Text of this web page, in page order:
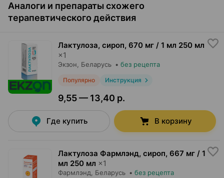
Аналоги и препараты схожего
терапевтического действия
Лактулоза, сироп, 670 мг / 1 мл 250 мл
×1
Экзон , Беларусь • без рецепта
Популярно Инструкция
9,55 — 13,40 р.
Где купить В корзину
Лактулоза Фармлэнд, сироп, 667 мг / 1
мл 250 мл ×1
Фармлэнд , Беларусь • без рецепта